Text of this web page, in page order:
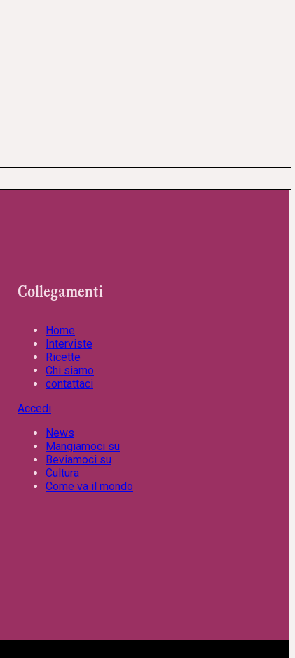
Collegamenti
Home
Interviste
Ricette
Chi siamo
contattaci
Accedi
News
Mangiamoci su
Beviamoci su
Cultura
Come va il mondo